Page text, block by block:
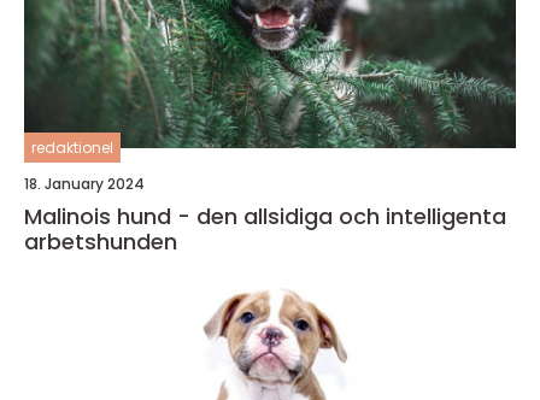
redaktionel
18. January 2024
Malinois hund - den allsidiga och intelligenta
arbetshunden